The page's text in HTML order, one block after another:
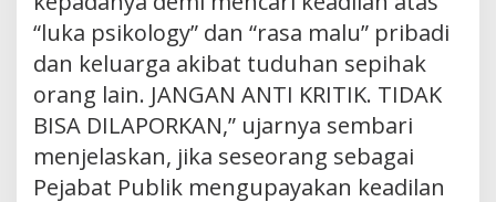
“luka psikology” dan “rasa malu” pribadi
dan keluarga akibat tuduhan sepihak
orang lain. JANGAN ANTI KRITIK. TIDAK
BISA DILAPORKAN,” ujarnya sembari
menjelaskan, jika seseorang sebagai
Pejabat Publik mengupayakan keadilan